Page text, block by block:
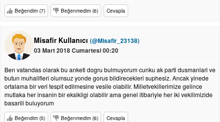
Beğendim (7) Beğenmedim (6) Cevapla
Misafir Kullanıcı (@Misafir_23138)
03 Mart 2018 Cumartesi 00:20
Ben vatandas olarak bu anketi dogru bulmuyorum cunku ak parti dusmanlari ve
butun muhalifleri olumsuz yonde gorus bildirecekleri suphesiz. Ancak yinede
ortalama bir veri tespit edilmesine vesile olabilir. Milletvekillerimize gelince
mutlaka her insanin bir eksikligi olabilir ama genel itibariyle her iki vekilimizide
basarili buluyorum
Beğendim (5) Beğenmedim (6) Cevapla